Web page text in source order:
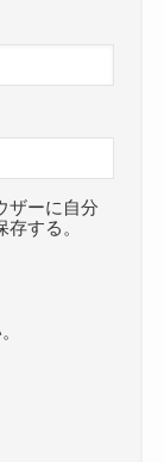
ザーに自分
する。